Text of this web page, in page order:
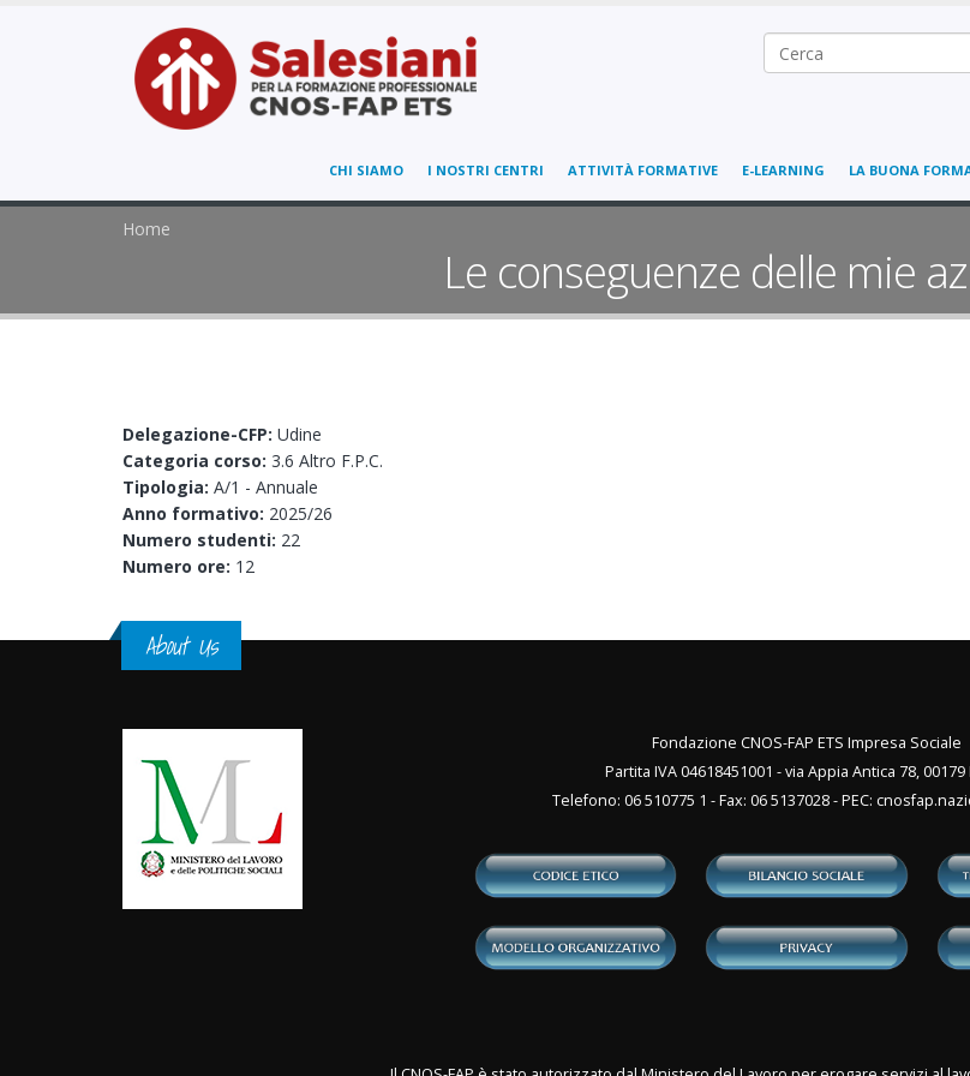
Ricerca nel sito
CHI SIAMO I NOSTRI CENTRI ATTIVITÀ FORMATIVE E-LEARNING LA BUONA
Home
Le conseguenze delle mie
Delegazione-CFP: Udine
Categoria corso: 3.6 Altro F.P.C.
Tipologia: A/1 - Annuale
Anno formativo: 2025/26
Numero studenti: 22
Numero ore: 12
About Us
Fondazione CNOS-FAP ETS Impresa Sociale
Partita IVA 04618451001 - via Appia Antica 78, 00179
Telefono: 06 510775 1 - Fax: 06 5137028 - PEC: